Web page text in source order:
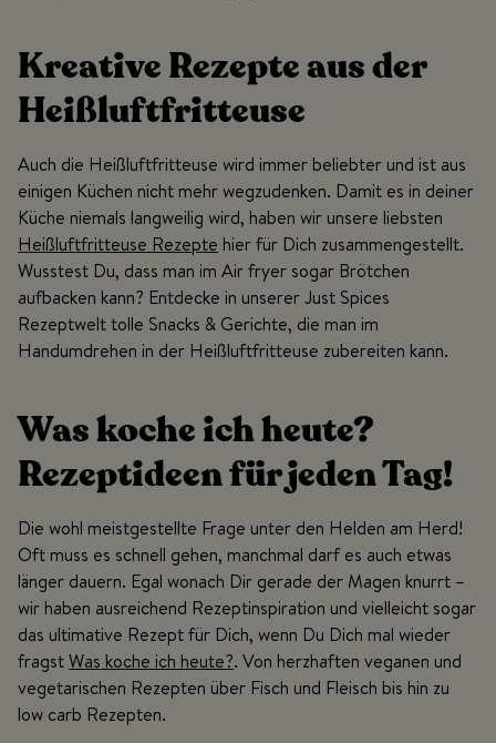
Kreative Rezepte aus der
Heißluftfritteuse
Auch die Heißluftfritteuse wird immer beliebter und ist aus
einigen Küchen nicht mehr wegzudenken. Damit es in deiner
Küche niemals langweilig wird, haben wir unsere liebsten
Heißluftfritteuse Rezepte hier für Dich zusammengestellt.
Wusstest Du, dass man im Air fryer sogar Brötchen
aufbacken kann? Entdecke in unserer Just Spices
Rezeptwelt tolle Snacks & Gerichte, die man im
Handumdrehen in der Heißluftfritteuse zubereiten kann.
Was koche ich heute?
Rezeptideen für jeden Tag!
Die wohl meistgestellte Frage unter den Helden am Herd!
Oft muss es schnell gehen, manchmal darf es auch etwas
länger dauern. Egal wonach Dir gerade der Magen knurrt –
wir haben ausreichend Rezeptinspiration und vielleicht sogar
das ultimative Rezept für Dich, wenn Du Dich mal wieder
fragstWas koche ich heute?. Von herzhaften veganen und
vegetarischen Rezepten über Fisch und Fleisch bis hin zu
low carb Rezepten.